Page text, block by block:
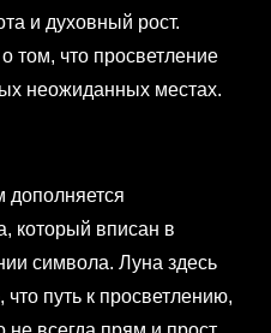
и духовный рост.
том, что просветление
неожиданных местах.
дополняется
который вписан в
символа. Луна здесь
путь к просветлению,